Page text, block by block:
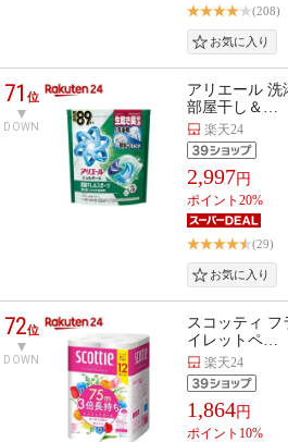
(208)
71位
DOWN
アリエール 洗
部屋干し＆…
楽天24
2,997円
ポイント20%
(29)
72位
DOWN
スコッティ フ
イレットペ…
楽天24
1,864円
ポイント10%